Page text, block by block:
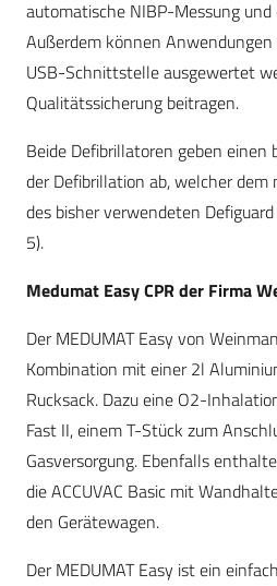
automatische NIBP-Messung
Außerdem können
USB-Schnittstelle ausgewertet
Qualitätssicherung beitragen.
Beide Defibrillatoren geben einen
der Defibrillation ab, welcher dem
des bisher verwendeten
5).
Medumat Easy CPR der Firma
Der MEDUMAT Easy von
Kombination mit einer 2l
Rucksack. Dazu eine O2-
Fast II, einem T-Stück zum
Gasversorgung. Ebenfalls
die ACCUVAC Basic mit
den Gerätewagen.
Der MEDUMAT Easy ist ein